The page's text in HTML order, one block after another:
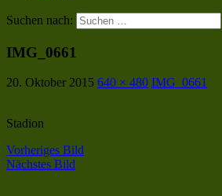
Suchen nach:
IMG_0661
20. Oktober 2015 640 × 480 IMG_0661
Stadion
Vorheriges Bild
Nächstes Bild